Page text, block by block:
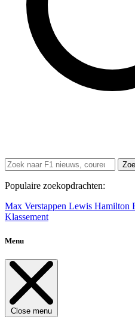
Populaire zoekopdrachten:
Max Verstappen Lewis Hamilton
Klassement
Menu
Close menu